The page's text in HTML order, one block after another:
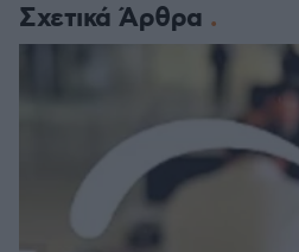
Σχετικά Άρθρα